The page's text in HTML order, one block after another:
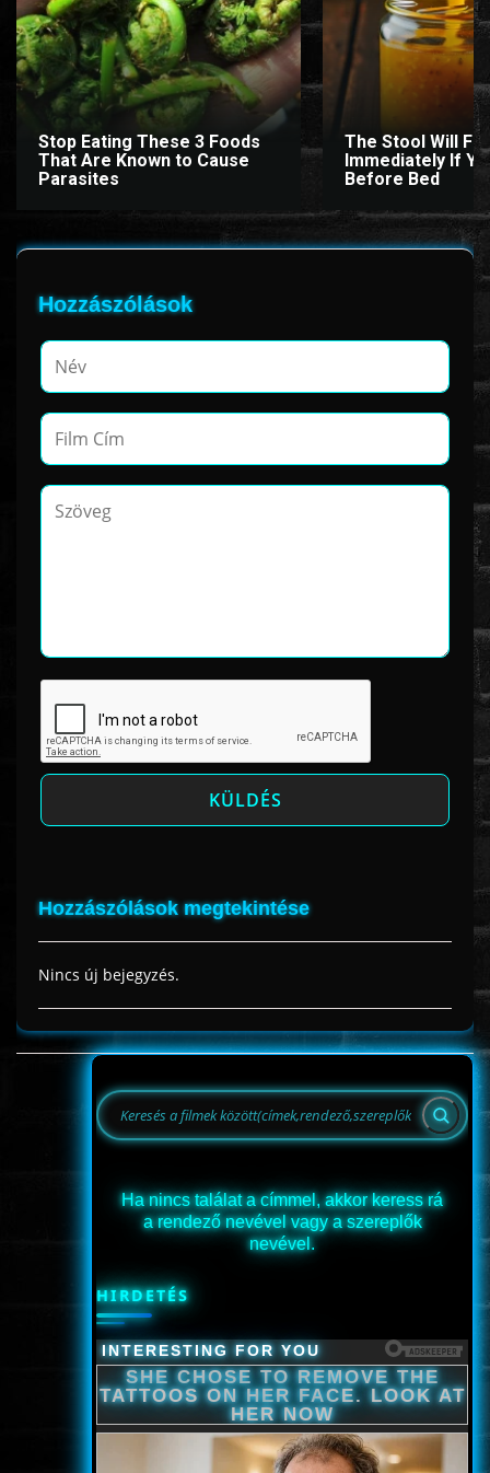
www.onlinefilmvilag2.eu,Copyright © 2017-2026 Az oldal nem tárol
semmilyen jogsértő tartalmat. Minden adat külső forrásból származik |
Frissítve: 2026.07.27
Stop Eating These 3 Foods
That Are Known to Cause
Parasites
The Stool Will Fly
Immediately If
Before Bed
Hozzászólások
Hozzászólások megtekintése
Nincs új bejegyzés.
Ha nincs találat a címmel, akkor keress rá
a rendező nevével vagy a szereplők
nevével.
HIRDETÉS